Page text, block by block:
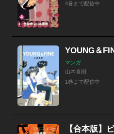
4巻まで配信中
YOUNG＆
マンガ
山本直樹
1巻まで配信中
【合本版】